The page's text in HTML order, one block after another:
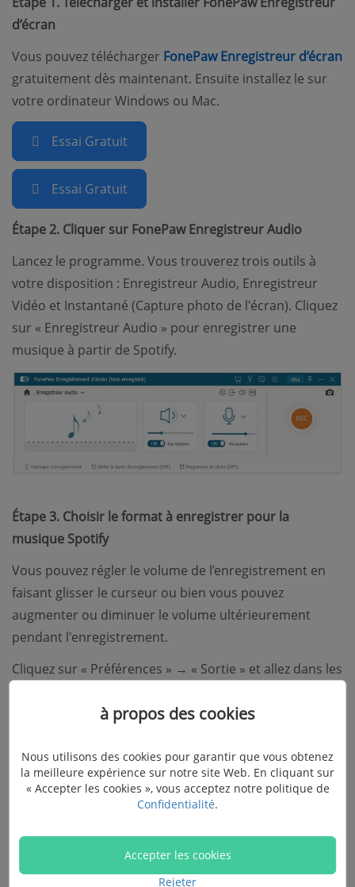
d’écran
Vous pouvez télécharger FonePaw Enregistreur d’écran
(opens new window)
gratuitement dès maintenant. Ensuite installez le sur
votre ordinateur Windows ou Mac.
Essai Gratuit
Essai Gratuit
Étape 2. Cliquer sur FonePaw Enregistreur Audio
Lancez le programme. Vous trouverez trois outils à
votre disposition : Enregistreur Audio, Enregistreur
Vidéo et Instantané (Capture photo de l'écran). Cliquez
sur « Enregistreur Audio » pour enregistrer une
musique à partir de Spotify.
Étape 3. Choisir le format à enregistrer pour la
musique Spotify
Vous pouvez régler le volume de l’enregistrement en
faisant glisser le curseur ou bien vous pouvez
augmenter ou diminuer le volume ultérieurement
pendant l'enregistrement.
Cliquez sur « Préférences » → « Sortie » et allez dans les
de la musique Spotify. Choisissez entre les formats
l'enregistrement.
à propos des cookies
Nous utilisons des cookies pour garantir que vous obtenez
la meilleure expérience sur notre site Web. En cliquant sur
« Accepter les cookies », vous acceptez notre politique de
Confidentialité.
Accepter les cookies
Rejeter